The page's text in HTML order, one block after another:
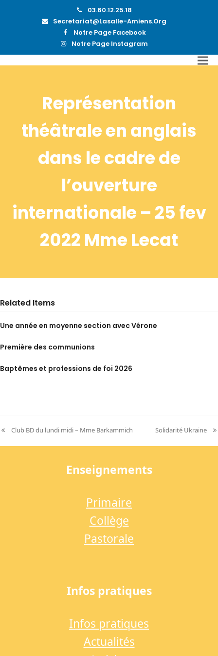
03.60.12.25.18
Secretariat@lasalle-Amiens.org
Notre Page Facebook
Notre Page Instagram
Représentation
théâtrale en anglais
dans le cadre de
l’ouverture
internationale – 25 fev
2022 Mme Lecat
Related Items
Une année en moyenne section avec Vérone
Première des communions
Baptêmes et professions de foi 2026
previous
post:
Club BD du lundi midi – Mme Barkammich
next
post:
Solidarité Ukraine
Enseignements
Primaire
Collège
Pastorale
Infos pratiques
Infos pratiques
Actualités